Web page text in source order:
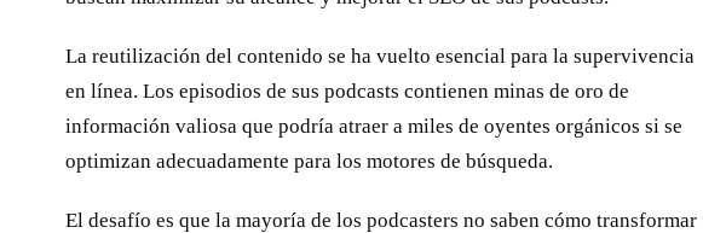
La reutilización del contenido se ha vuelto esencial para la supervivencia
en línea. Los episodios de sus podcasts contienen minas de oro de
información valiosa que podría atraer a miles de oyentes orgánicos si se
optimizan adecuadamente para los motores de búsqueda.
El desafío es que la mayoría de los podcasters no saben cómo transformar